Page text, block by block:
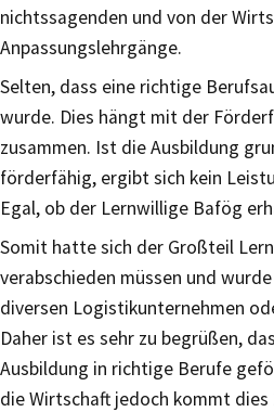
nichtssagenden und von der
Anpassungslehrgänge.
Selten, dass eine richtige
wurde. Dies hängt mit der
zusammen. Ist die Ausbildung
förderfähig, ergibt sich kein
Egal, ob der Lernwillige Bafög
Somit hatte sich der Großteil
verabschieden müssen und
diversen Logistikunternehmen
Daher ist es sehr zu begrüßen,
Ausbildung in richtige Berufe
die Wirtschaft jedoch kommt dies